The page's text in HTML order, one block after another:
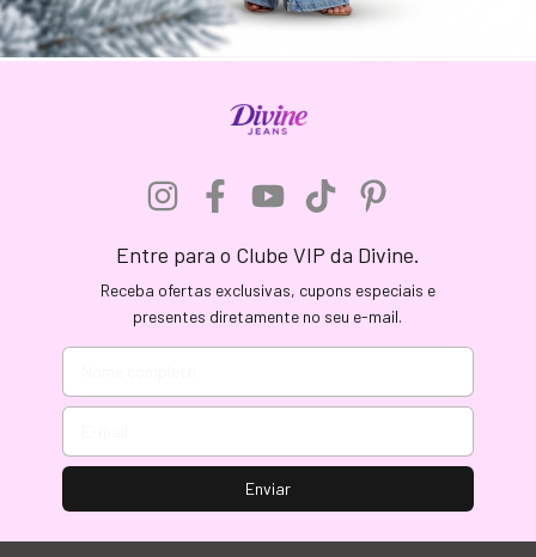
Entre para o Clube VIP da Divine.
Receba ofertas exclusivas, cupons especiais e
presentes diretamente no seu e-mail.